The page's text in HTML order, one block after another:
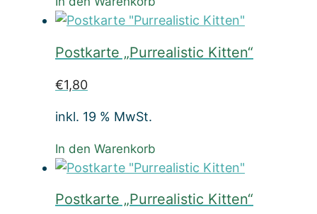
Postkarte „Purrealistic Kitten“
€1,80
inkl. 19 % MwSt.
In den Warenkorb
Postkarte „Purrealistic Kitten“